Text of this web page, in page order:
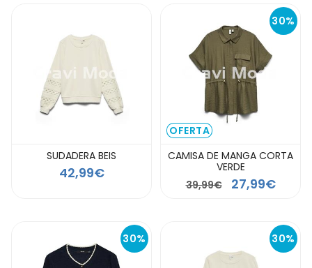
SUDADERA BEIS
42,99€
30%
OFERTA
CAMISA DE MANGA CORTA
VERDE
39,99€
27,99€
30% 30%